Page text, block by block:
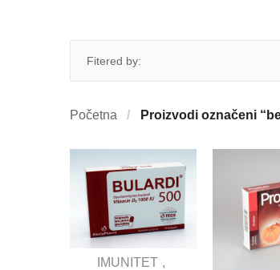
Fitered by:
Početna Proizvodi označeni
IMUNITET